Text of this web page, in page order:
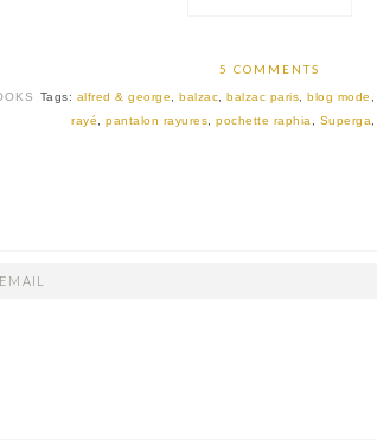
5 COMMENTS
Tags: alfred & george ,balzac ,balzac paris ,blog mode
rayé
,pantalon rayures ,pochette raphia Superga